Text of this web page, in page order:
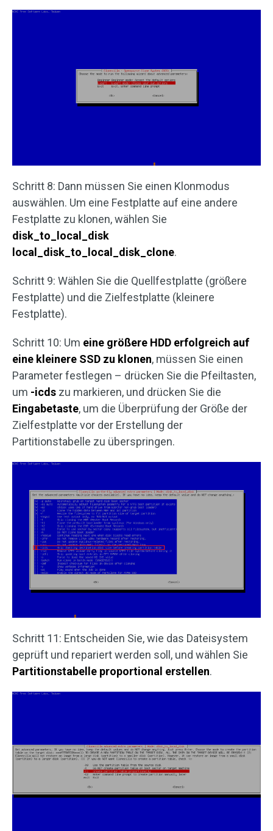
Schritt 8: Dann müssen Sie einen Klonmodus
auswählen. Um eine Festplatte auf eine andere
Festplatte zu klonen, wählen Sie
disk_to_local_disk
local_disk_to_local_disk_clone.
Schritt 9: Wählen Sie die Quellfestplatte (größere
Festplatte) und die Zielfestplatte (kleinere
Festplatte).
Schritt 10: Um eine größere HDD erfolgreich auf
eine kleinere SSD zu klonen, müssen Sie einen
Parameter festlegen – drücken Sie die Pfeiltasten,
um -icds zu markieren, und drücken Sie die
Eingabetaste, um die Überprüfung der Größe der
Zielfestplatte vor der Erstellung der
Partitionstabelle zu überspringen.
Schritt 11: Entscheiden Sie, wie das Dateisystem
geprüft und repariert werden soll, und wählen Sie
Partitionstabelle proportional erstellen.